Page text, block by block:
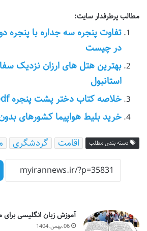
مطالب پرطرفدار سایت:
تفاوت پنجره سه جداره با پنجره
در چیست
بهترین هتل های ارزان نزدیک
استانبول
خلاصه کتاب دختر پشت پنجره pdf
خرید بلیط هواپیما کشورهای
دسته بندی مطلب اقامت گردشگری
آموزش زبان انگلیسی
06.بهمن.1404